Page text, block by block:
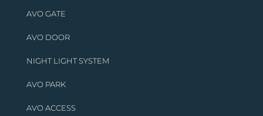
AVO GATE
AVO DOOR
NIGHT LIGHT SYSTEM
AVO PARK
AVO ACCESS